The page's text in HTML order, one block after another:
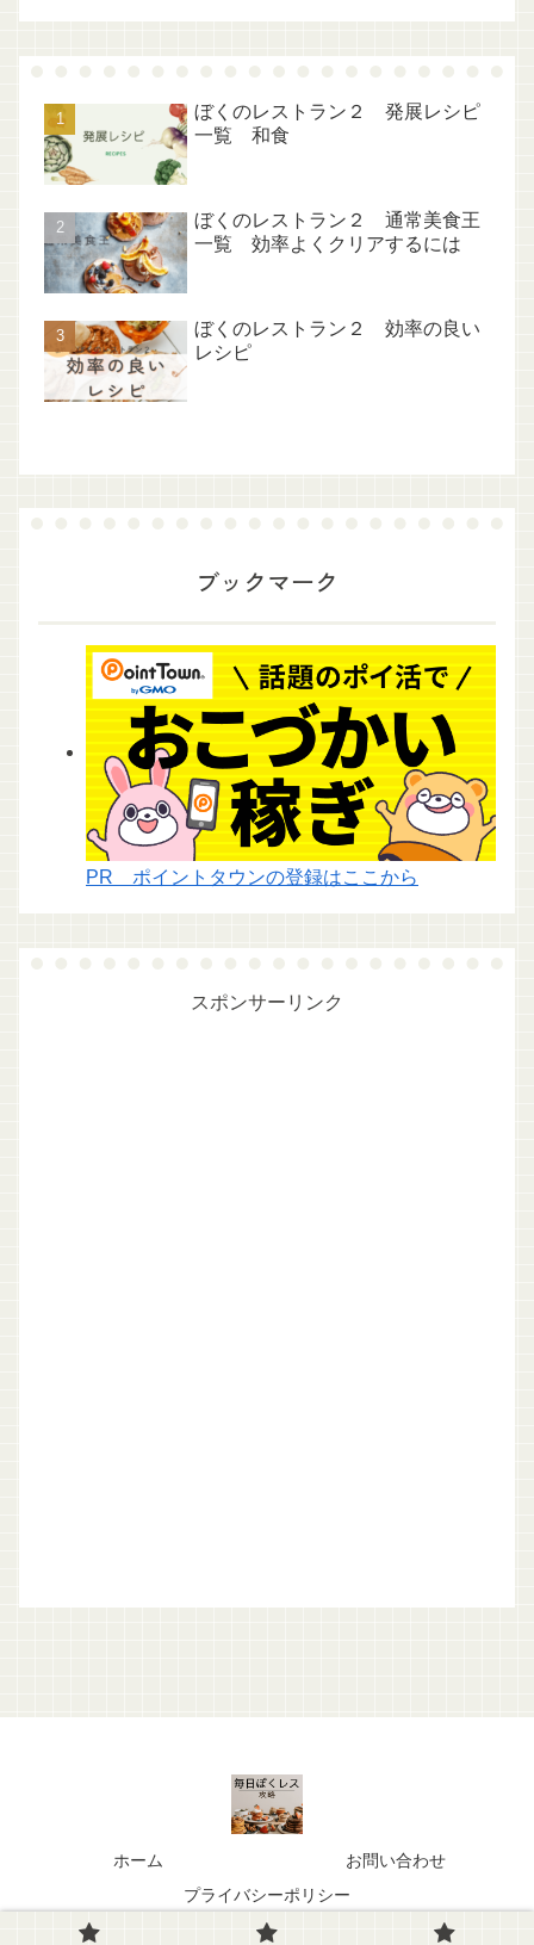
ぼくのレストラン２ 発展レシピ
一覧 和食
ぼくのレストラン２ 通常美食王
一覧 効率よくクリアするには
ぼくのレストラン２ 効率の良い
レシピ
ブックマーク
PR ポイントタウンの登録はここから
スポンサーリンク
ホーム
お問い合わせ
プライバシーポリシー
© 2022 毎日ぼくレス.